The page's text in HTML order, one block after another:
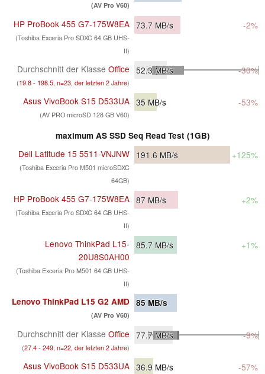
(AV Pro V60)
HP ProBook 455 G7-175W8EA
(Toshiba Exceria Pro SDXC 64 GB UHS-
II)
73.7 MB/s -2%
Durchschnitt der Klasse Office
(19.8 - 198.5, n=23, der letzten 2 Jahre)
52.3 MB/s -30%
Asus VivoBook S15 D533UA
(AV PRO microSD 128 GB V60)
35 MB/s -53%
maximum AS SSD Seq Read Test (1GB)
Dell Latitude 15 5511-VNJNW
(Toshiba Exceria Pro M501 microSDXC
64GB)
191.6 MB/s +125%
HP ProBook 455 G7-175W8EA
(Toshiba Exceria Pro SDXC 64 GB UHS-
II)
87 MB/s +2%
Lenovo ThinkPad L15-
20U8S0AH00
(Toshiba Exceria Pro M501 64 GB UHS-
II)
85.7 MB/s +1%
Lenovo ThinkPad L15 G2 AMD
(AV Pro V60)
85 MB/s
Durchschnitt der Klasse Office
(27.4 - 249, n=22, der letzten 2 Jahre)
77.7MB/s -9%
Asus VivoBook S15 D533UA 36.9 MB/s -57%